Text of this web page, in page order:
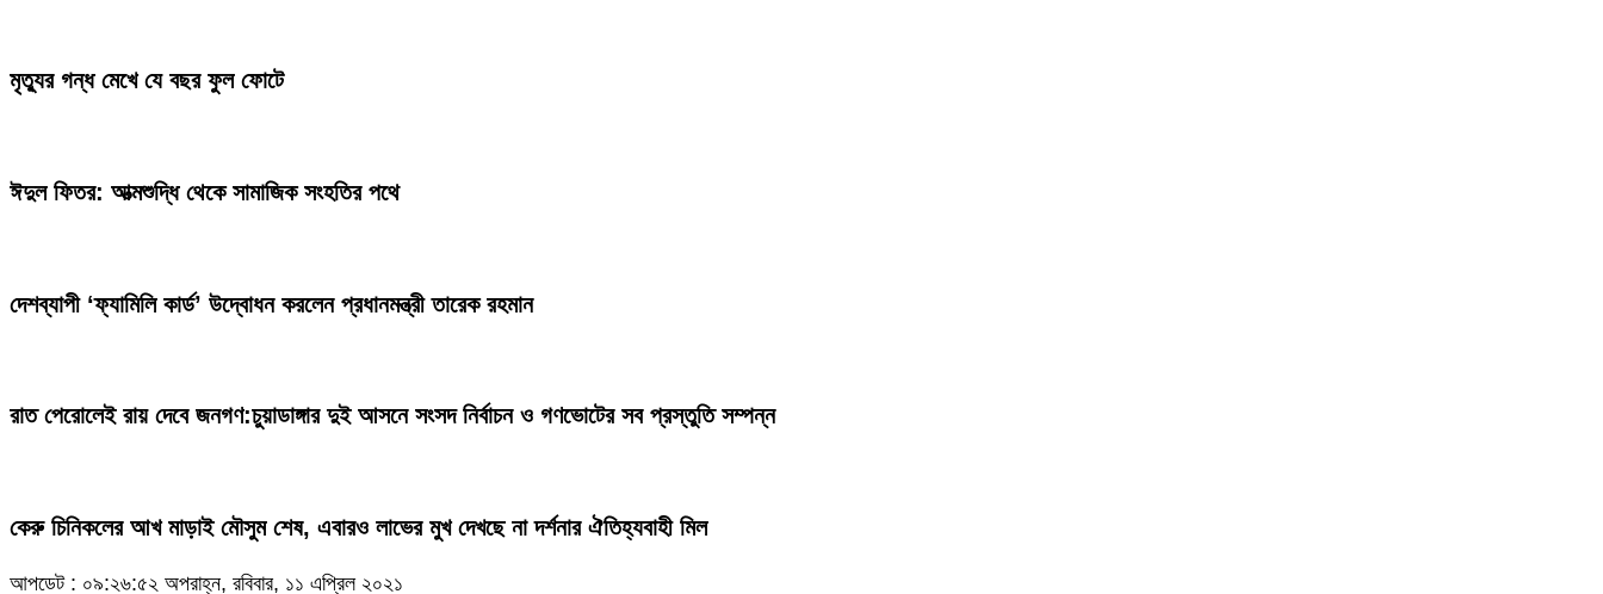
মৃত্যুর গন্ধ মেখে যে বছর ফুল ফোটে
ঈদুল ফিতর: আত্মশুদ্ধি থেকে সামাজিক সংহতির পথে
দেশব্যাপী ‘ফ্যামিলি কার্ড’ উদ্বোধন করলেন প্রধানমন্ত্রী তারেক রহমান
রাত পেরোলেই রায় দেবে জনগণ:চুয়াডাঙ্গার দুই আসনে সংসদ নির্বাচন ও গণভোটের সব প্রস্তুতি সম্পন্ন
কেরু চিনিকলের আখ মাড়াই মৌসুম শেষ, এবারও লাভের মুখ দেখছে না দর্শনার ঐতিহ্যবাহী মিল
আপডেট : ০৯:২৬:৫২ অপরাহ্ন, রবিবার, ১১ এপ্রিল ২০২১